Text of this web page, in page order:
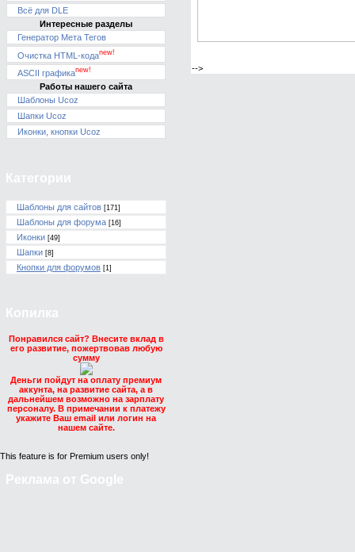
Всё для DLE
Интересные разделы
Генератор Мета Тегов
Очистка HTML-кодаnew!
ASCII графикаnew!
Работы нашего сайта
Шаблоны Ucoz
Шапки Ucoz
Иконки, кнопки Ucoz
Категории
Шаблоны для сайтов [171]
Шаблоны для форума [16]
Иконки [49]
Шапки [8]
Кнопки для форумов [1]
Копилка
Понравился сайт? Внесите вклад в
его развитие, пожертвовав любую
сумму
Деньги пойдут на оплату премиум
аккунта, на развитие сайта, а в
дальнейшем возможно на зарплату
персоналу. В примечании к платежу
укажите Ваш email или логин на
нашем сайте.
This feature is for Premium users only!
Реклама от Google
-->